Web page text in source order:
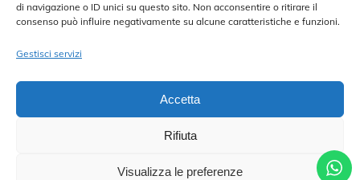
di navigazione o ID unici su questo sito. Non acconsentire o ritirare il
consenso può influire negativamente su alcune caratteristiche e funzioni.
Gestisci servizi
Accetta
Rifiuta
Visualizza le preferenze
Privacy Policy
CONTRADA SANT’ONOFRIO, 58, 66034 LANCIANO (CH) P. IVA
02227590698 – DEVELOPED BY ADRIANO DI MATTEO